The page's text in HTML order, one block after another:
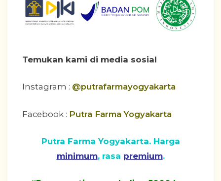
Temukan kami di media sosial
Instagram : @putrafarmayogyakarta
Facebook : Putra Farma Yogyakarta
Putra Farma Yogyakarta. Harga
minimum, rasa premium.